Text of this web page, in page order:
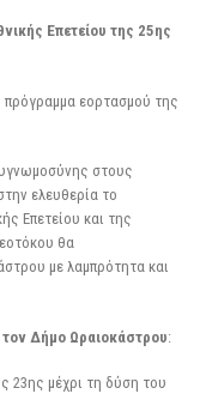
Επετείου της 25ης
εορτασμού της
στους
ελευθερία το
Επετείου και της
θα
με λαμπρότητα και
τον Δήμο Ωραιοκάστρου:
23ης μέχρι τη δύση του